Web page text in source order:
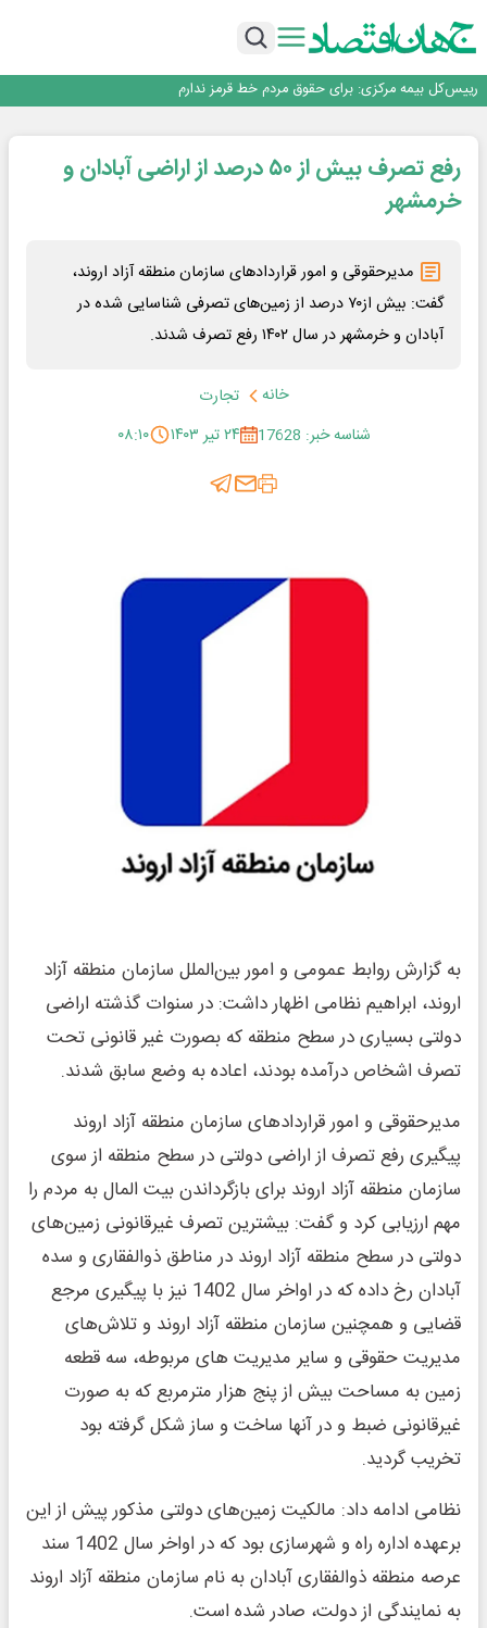
ثبت بالاترین رکورد تاریخی در بازار سهام؛ ارزش معاملات خرد به ۶۶ همت رسید
رییس‌کل بیمه مرکزی: برای حقوق مردم خط قرمز ندارم
چشم‌انداز صادرات گوشت مرغ؛ از ناپایداری سیاست‌ها تا اعتماد به خصوصی‌ها
ثبت بالاترین رکورد تاریخی در بازار سهام؛ ارزش معاملات خرد به ۶۶ همت رسید
عبور فکور صنعت از مرز ۵۳ همت درآمد
رفع تصرف بیش از ۵۰ درصد از اراضی آبادان و
خرمشهر
مدیرحقوقی و امور قراردادهای سازمان منطقه آزاد اروند،
گفت: بیش از۷۰ درصد از زمین‌های تصرفی شناسایی شده در
آبادان و خرمشهر در سال ۱۴۰۲ رفع تصرف شدند.
خانه
تجارت
شناسه خبر: 17628
۲۴ تیر ۱۴۰۳ ۰۸:۱۰
به گزارش روابط عمومی و امور بین‌الملل سازمان منطقه آزاد
اروند، ابراهیم نظامی اظهار داشت: در سنوات گذشته اراضی
دولتی بسیاری در سطح منطقه که بصورت غیر قانونی تحت
تصرف اشخاص درآمده بودند، اعاده به وضع سابق شدند.
مدیرحقوقی و امور قراردادهای سازمان منطقه آزاد اروند
پیگیری رفع تصرف از اراضی دولتی در سطح منطقه از سوی
سازمان منطقه آزاد اروند برای بازگرداندن بیت المال به مردم را
مهم ارزیابی کرد و گفت: بیشترین تصرف غیرقانونی زمین‌های
دولتی در سطح منطقه آزاد اروند در مناطق ذوالفقاری و سده
آبادان رخ داده که در اواخر سال 1402 نیز با پیگیری مرجع
قضایی و همچنین سازمان منطقه آزاد اروند و تلاش‌های
مدیریت حقوقی و سایر مدیریت های مربوطه، سه قطعه
زمین به مساحت بیش از پنج هزار مترمربع که به صورت
غیرقانونی ضبط و در آنها ساخت و ساز شکل گرفته بود
تخریب گردید.
نظامی ادامه داد: مالکیت زمین‌های دولتی مذکور پیش از این
برعهده اداره راه و شهرسازی بود که در اواخر سال 1402 سند
عرصه منطقه ذوالفقاری آبادان به نام سازمان منطقه آزاد اروند
به نمایندگی از دولت، صادر شده است.